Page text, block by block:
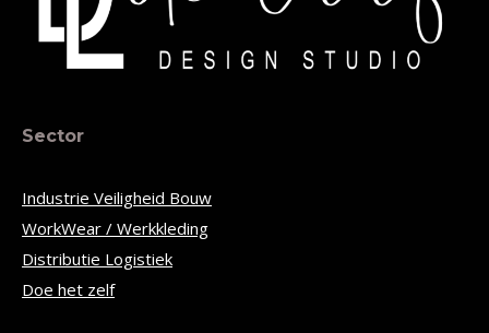
Sector
Industrie Veiligheid Bouw
WorkWear / Werkkleding
Distributie Logistiek
Doe het zelf